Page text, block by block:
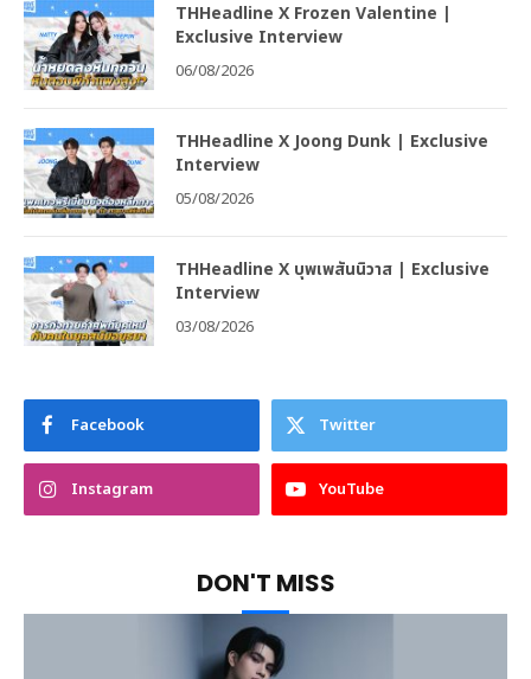
THHeadline X Frozen Valentine |
Exclusive Interview
06/08/2026
THHeadline X Joong Dunk | Exclusive
Interview
05/08/2026
THHeadline X บุพเพสันนิวาส | Exclusive
Interview
03/08/2026
Facebook Twitter
Instagram YouTube
DON'T MISS